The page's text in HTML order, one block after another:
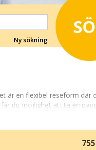
Ny sökning
är en flexibel reseform där
du möjlighet att ta en
vara en weekend vid